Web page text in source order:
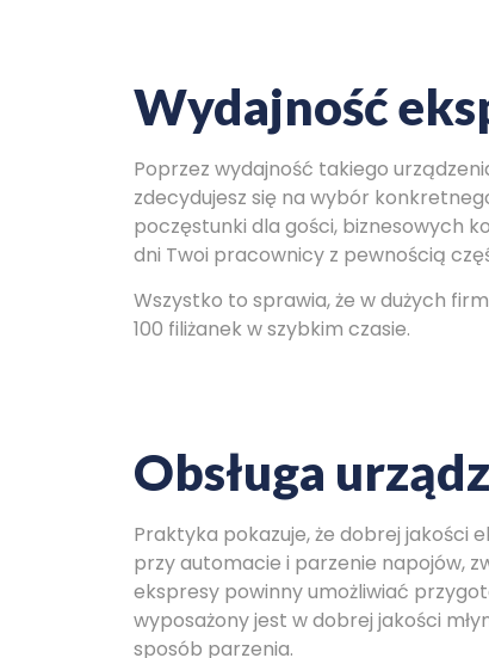
Wydajność
Poprzez wydajność takiego
zdecydujesz się na wybór
poczęstunki dla gości, biznesowych
dni Twoi pracownicy z pewnością
Wszystko to sprawia, że w dużych
100 filiżanek w szybkim czasie.
Obsługa
Praktyka pokazuje, że dobrej jakości
przy automacie i parzenie napojów,
ekspresy powinny umożliwiać
wyposażony jest w dobrej jakości
sposób parzenia.